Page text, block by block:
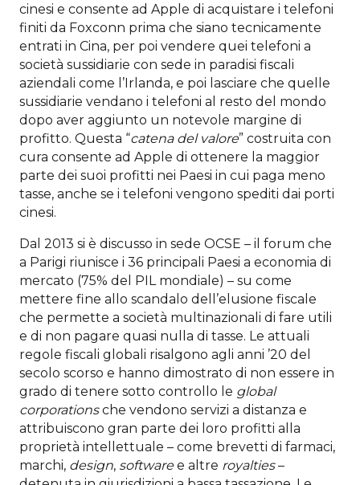
cinesi e consente ad Apple di acquistare i telefoni
finiti da Foxconn prima che siano tecnicamente
entrati in Cina, per poi vendere quei telefoni a
società sussidiarie con sede in paradisi fiscali
aziendali come l’Irlanda, e poi lasciare che quelle
sussidiarie vendano i telefoni al resto del mondo
dopo aver aggiunto un notevole margine di
profitto. Questa “catena del valore” costruita con
cura consente ad Apple di ottenere la maggior
parte dei suoi profitti nei Paesi in cui paga meno
tasse, anche se i telefoni vengono spediti dai porti
cinesi.
Dal 2013 si è discusso in sede OCSE – il forum che
a Parigi riunisce i 36 principali Paesi a economia di
mercato (75% del PIL mondiale) – su come
mettere fine allo scandalo dell’elusione fiscale
che permette a società multinazionali di fare utili
e di non pagare quasi nulla di tasse. Le attuali
regole fiscali globali risalgono agli anni ’20 del
secolo scorso e hanno dimostrato di non essere in
grado di tenere sotto controllo le global
corporationsche vendono servizi a distanza e
attribuiscono gran parte dei loro profitti alla
proprietà intellettuale – come brevetti di farmaci,
marchi, design, softwaree altre royalties–